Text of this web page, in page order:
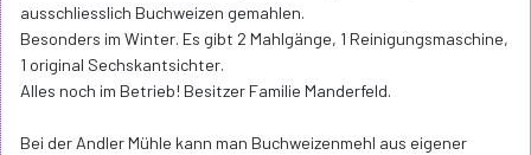
ausschliesslich Buchweizen gemahlen.
Besonders im Winter. Es gibt 2 Mahlgänge, 1 Reinigungsmaschine,
1 original Sechskantsichter.
Alles noch im Betrieb! Besitzer Familie Manderfeld.
Bei der Andler Mühle kann man Buchweizenmehl aus eigener